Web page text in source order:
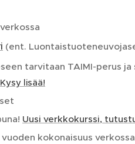
(ent.
tarvitaan TAIMI-perus ja
Kysy lisää!
Uusi verkkokurssi,
kokonaisuus